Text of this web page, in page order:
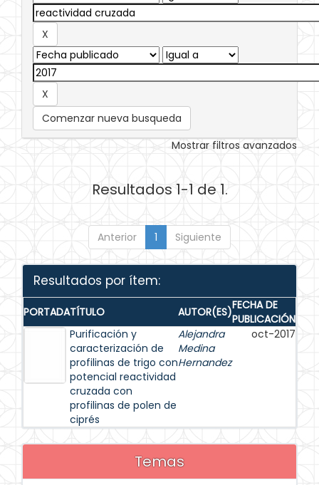
Comenzar nueva busqueda
Mostrar filtros avanzados
Resultados 1-1 de 1.
Anterior 1 Siguiente
Resultados por ítem:
PORTADATÍTULO AUTOR(ES)FECHA DE
PUBLICACIÓN
Purificación y
caracterización de
profilinas de trigo con
potencial reactividad
cruzada con
profilinas de polen de
ciprés
Alejandra
Medina
Hernandez
oct-2017
Temas